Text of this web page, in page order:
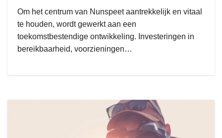
Om het centrum van Nunspeet aantrekkelijk en vitaal
te houden, wordt gewerkt aan een
toekomstbestendige ontwikkeling. Investeringen in
bereikbaarheid, voorzieningen…